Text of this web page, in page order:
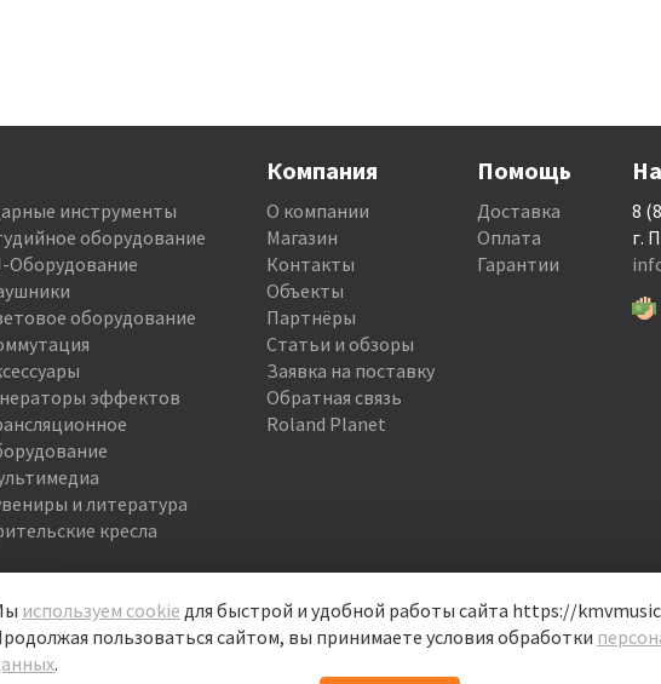
инструменты
оборудование
Оборудование
оборудование
эффектов
и литература
кресла
Компания
О компании
Магазин
Контакты
Объекты
Партнёры
Статьи и обзоры
Заявка на поставку
Обратная связь
Roland Planet
Помощь
Доставка
Оплата
Гарантии
8
г.
используем cookie для быстрой и удобной работы сайта https://
пользоваться сайтом, вы принимаете условия обработки
.